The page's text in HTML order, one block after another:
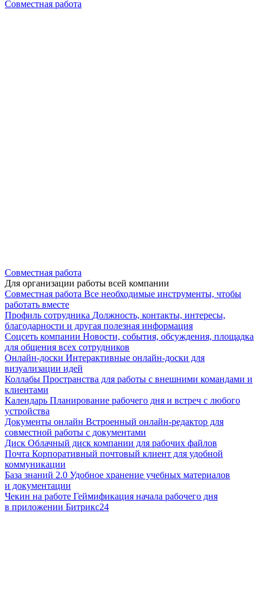
Совместная работа
Совместная работа
Для организации работы всей компании
Совместная работа Все необходимые инструменты, чтобы
работать вместе
Профиль сотрудника Должность, контакты, интересы,
благодарности и другая полезная информация
Соцсеть компании Новости, события, обсуждения, площадка
для общения всех сотрудников
Онлайн-доски Интерактивные онлайн-доски для
визуализации идей
Коллабы Пространства для работы с внешними командами и
клиентами
Календарь Планирование рабочего дня и встреч с любого
устройства
Документы онлайн Встроенный онлайн-редактор для
совместной работы с документами
Диск Облачный диск компании для рабочих файлов
Почта Корпоративный почтовый клиент для удобной
коммуникации
База знаний 2.0 Удобное хранение учебных материалов
и документации
Чекин на работе Геймификация начала рабочего дня
в приложении Битрикс24